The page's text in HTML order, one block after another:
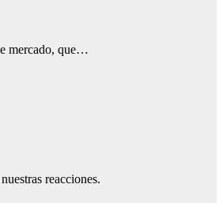
mercado, que…
reacciones.